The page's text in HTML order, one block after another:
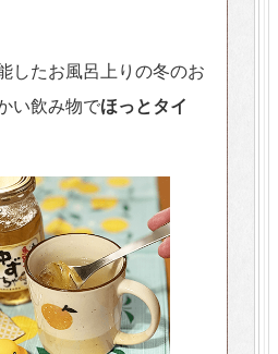
したお風呂上りの冬のお
い飲み物でほっとタイ